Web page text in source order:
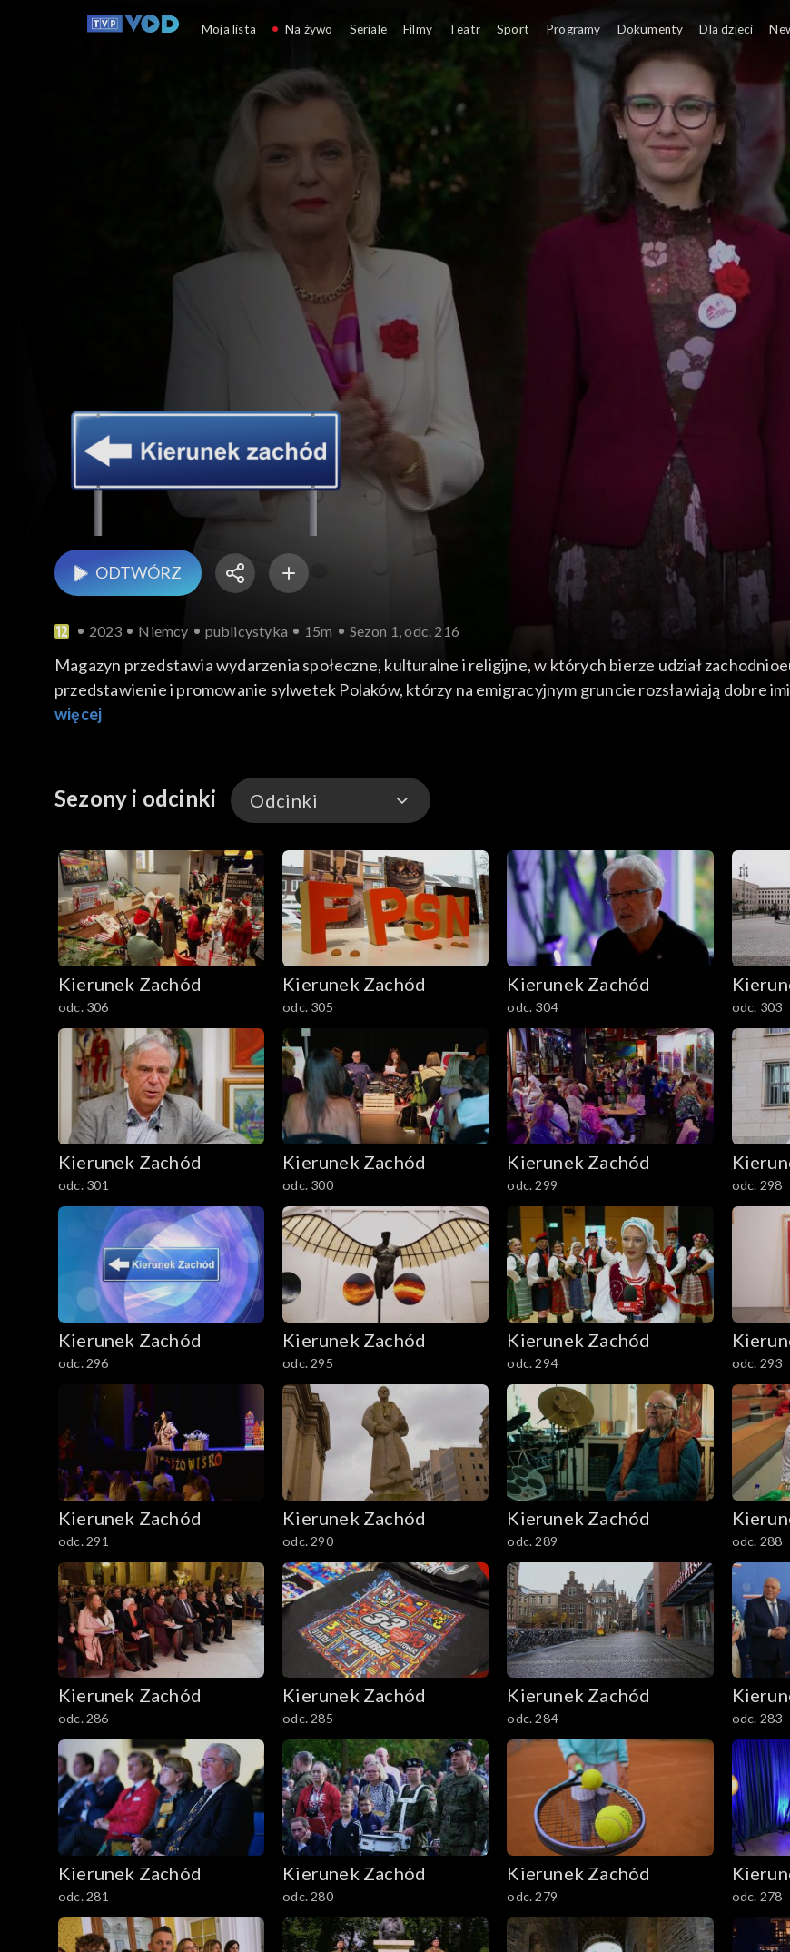
ODTWÓRZ
2023 Niemcy publicystyka 15m Sezon 1, odc. 216
Magazyn przedstawia wydarzenia społeczne, kulturalne i religijne, w których bierze udział
przedstawienie i promowanie sylwetek Polaków, którzy na emigracyjnym gruncie rozsławiają dobre
więcej
Sezony i odcinki Odcinki
Odcinki
Kierunek Zachód
odc. 306
Kierunek Zachód
odc. 305
Kierunek Zachód
odc. 304 odc. 303
Kierunek Zachód
odc. 301
Kierunek Zachód
odc. 300
Kierunek Zachód
odc. 299 odc. 298
Kierunek Zachód
odc. 296
Kierunek Zachód
odc. 295
Kierunek Zachód
odc. 294 odc. 293
Kierunek Zachód
odc. 291
Kierunek Zachód
odc. 290
Kierunek Zachód
odc. 289 odc. 288
Kierunek Zachód
odc. 286
Kierunek Zachód
odc. 285
Kierunek Zachód
odc. 284 odc. 283
Kierunek Zachód
odc. 281
Kierunek Zachód
odc. 280
Kierunek Zachód
odc. 279 odc. 278
Moja lista Na żywo Seriale Filmy Teatr Sport Programy Dokumenty Dla dzieci